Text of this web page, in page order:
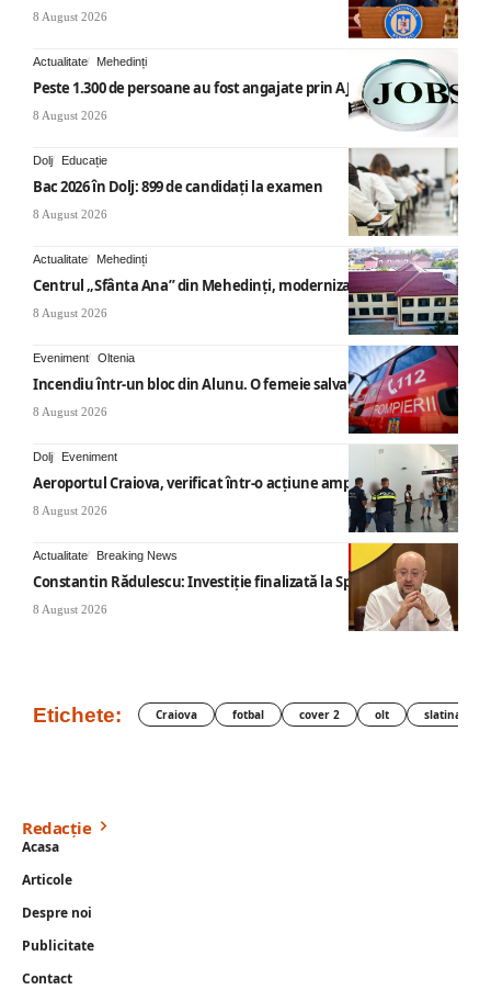
8 August 2026
Actualitate Mehedinți
Peste 1.300 de persoane au fost angajate prin AJOFM Mehedinți
8 August 2026
Dolj Educație
Bac 2026 în Dolj: 899 de candidați la examen
8 August 2026
Actualitate Mehedinți
Centrul „Sfânta Ana” din Mehedinți, modernizat
8 August 2026
Eveniment Oltenia
Incendiu într-un bloc din Alunu. O femeie salvată
8 August 2026
Dolj Eveniment
Aeroportul Craiova, verificat într-o acțiune amplă
8 August 2026
Actualitate Breaking News
Constantin Rădulescu: Investiție finalizată la Spitalul Mihăești
8 August 2026
Etichete: Craiova fotbal cover 2 olt slatina
Redacție
Acasa
Articole
Despre noi
Publicitate
Contact